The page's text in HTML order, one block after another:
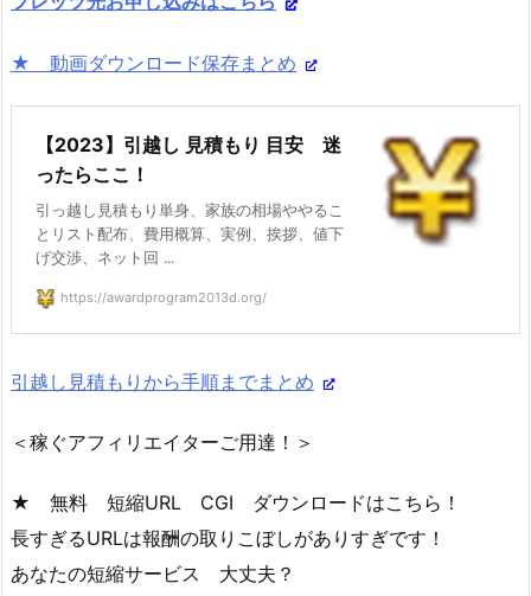
★ 動画ダウンロード保存まとめ
【2023】引越し 見積もり 目安 迷
ったらここ！
引っ越し見積もり単身、家族の相場ややるこ
とリスト配布、費用概算、実例、挨拶、値下
げ交渉、ネット回 ...
https://awardprogram2013d.org/
引越し見積もりから手順までまとめ
＜稼ぐアフィリエイターご用達！＞
★ 無料 短縮URL CGI ダウンロードはこちら！
長すぎるURLは報酬の取りこぼしがありすぎです！
あなたの短縮サービス 大丈夫？